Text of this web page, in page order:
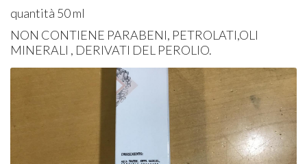
quantità 50 ml
NON CONTIENE PARABENI, PETROLATI,OLI
MINERALI , DERIVATI DEL PEROLIO.